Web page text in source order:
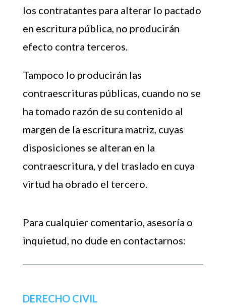
los contratantes para alterar lo pactado
en escritura pública, no producirán
efecto contra terceros.
Tampoco lo producirán las
contraescrituras públicas, cuando no se
ha tomado razón de su contenido al
margen de la escritura matriz, cuyas
disposiciones se alteran en la
contraescritura, y del traslado en cuya
virtud ha obrado el tercero.
Para cualquier comentario, asesoría o
inquietud, no dude en contactarnos:
DERECHO CIVIL